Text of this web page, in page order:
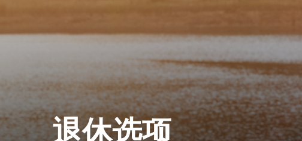
退休选项